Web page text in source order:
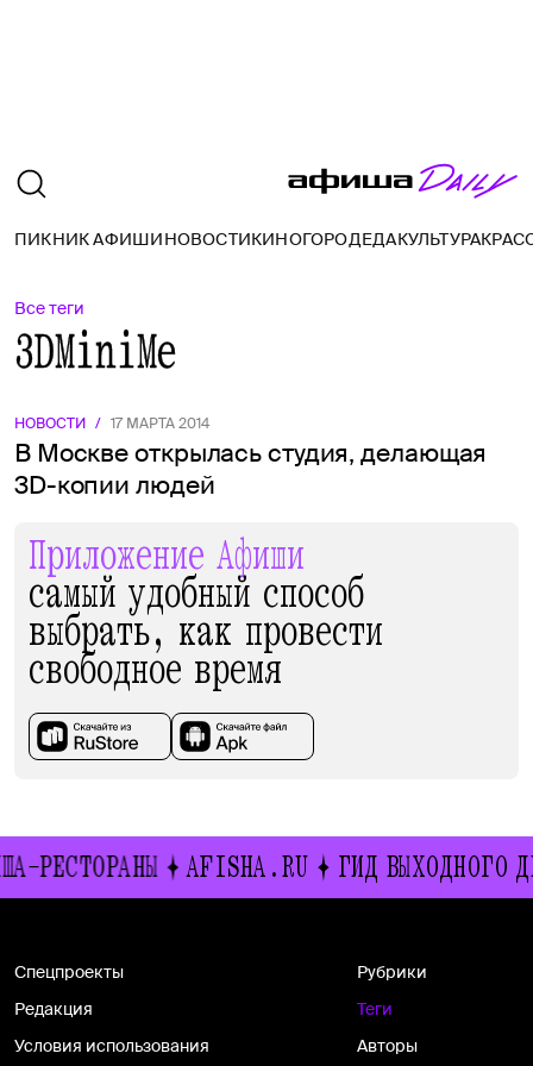
ПИКНИК АФИШИНОВОСТИКИНОГОРОДЕДАКУЛЬТУРА
Все теги
3DMiniMe
НОВОСТИ / 17 МАРТА 2014
В Москве открылась студия, делающая
3D-копии людей
Приложение Афиши
самый удобный способ
выбрать, как провести
свободное время
РЕСТОРАНЫ AFISHA.RU ГИД ВЫХОДНОГО
Спецпроекты
Редакция
Условия использования
Рубрики
Теги
Авторы